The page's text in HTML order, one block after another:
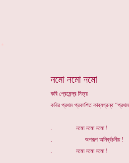
নমো নমো নমো
কবি প্রেমেন্দ্র মিত্র
কবির প্রথম প্রকাশিত কাব্যগ্রন্থ
. নমো নমো নমো !
. অপরূপ অনির্ব্বচনীয় !
. নমো নমো নমো !